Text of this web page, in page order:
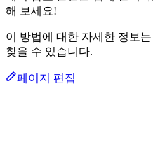
해 보세요!
이 방법에 대한 자세한 정보
찾을 수 있습니다.
페이지 편집